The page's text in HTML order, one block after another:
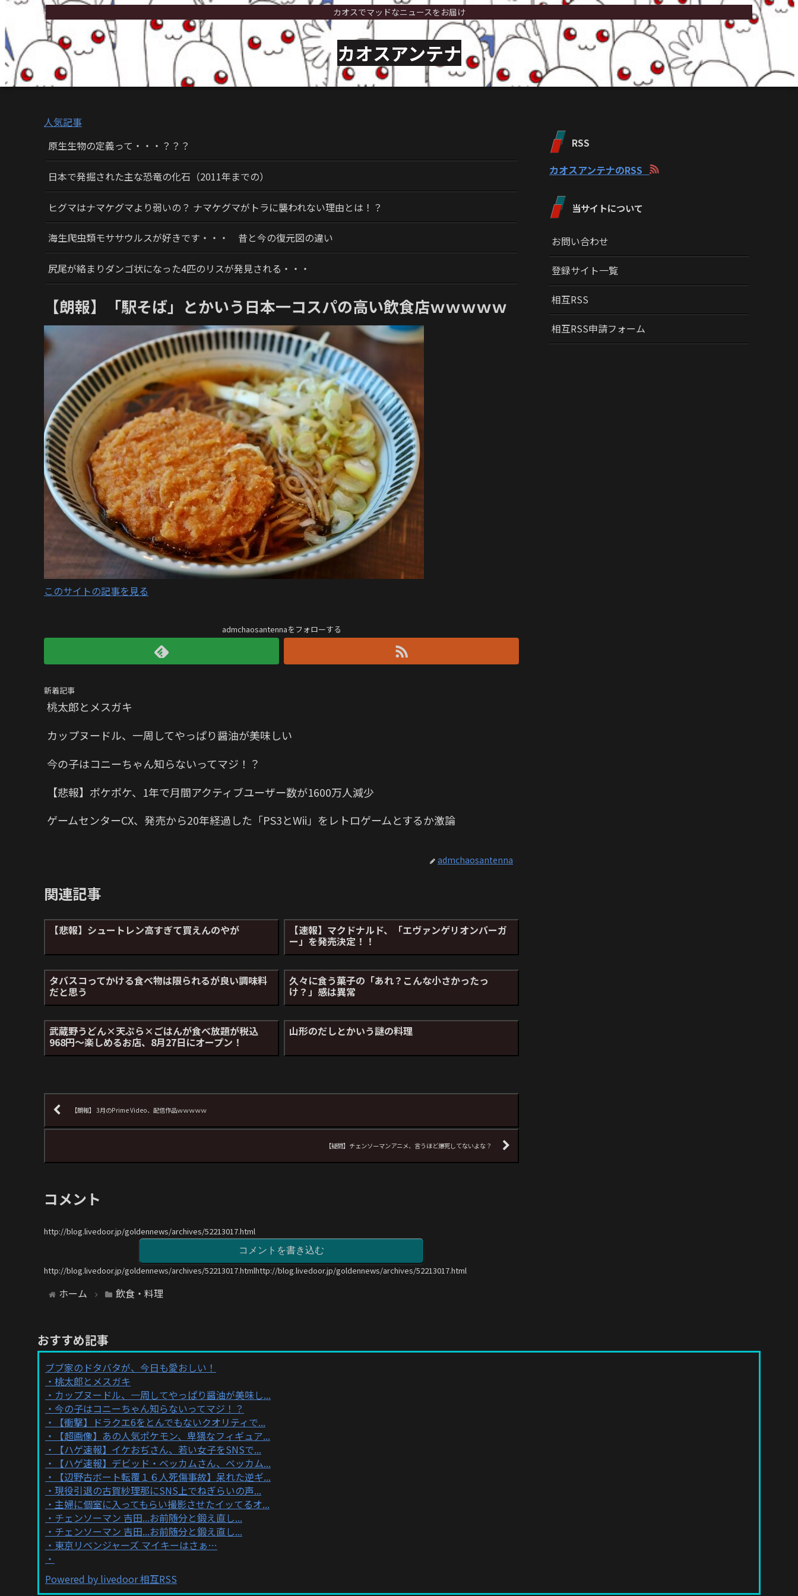
カオスでマッドなニュースをお届け
カオスアンテナ
人気記事
原生生物の定義って・・・？？？
日本で発掘された主な恐竜の化石（2011年までの）
ヒグマはナマケグマより弱いの？ ナマケグマがトラに襲われない理由とは！？
海生爬虫類モササウルスが好きです・・・ 昔と今の復元図の違い
尻尾が絡まりダンゴ状になった4匹のリスが発見される・・・
【朗報】「駅そば」とかいう日本一コスパの高い飲食店ｗｗｗｗｗ
このサイトの記事を見る
admchaosantennaをフォローする
新着記事
桃太郎とメスガキ
カップヌードル、一周してやっぱり醤油が美味しい
今の子はコニーちゃん知らないってマジ！？
【悲報】ポケポケ、1年で月間アクティブユーザー数が1600万人減少
ゲームセンターCX、発売から20年経過した「PS3とWii」をレトロゲームとするか激論
admchaosantenna
関連記事
【悲報】シュートレン高すぎて買えんのやが 【速報】マクドナルド、「エヴァンゲリオンバーガ
ー」を発売決定！！
タバスコってかける食べ物は限られるが良い調味料
だと思う
久々に食う菓子の「あれ？こんな小さかったっ
け？」感は異常
武蔵野うどん×天ぷら×ごはんが食べ放題が税込
968円～楽しめるお店、8月27日にオープン！
山形のだしとかいう謎の料理
【朗報】 3月のPrime Video、配信作品ｗｗｗｗｗ
【疑問】チェンソーマンアニメ、言うほど爆死してないよな？
コメント
http://blog.livedoor.jp/goldennews/archives/52213017.html
コメントを書き込む
http://blog.livedoor.jp/goldennews/archives/52213017.htmlhttp://blog.livedoor.jp/goldennews/archives/52213017.html
ホーム 飲食・料理
RSS
カオスアンテナのRSS
当サイトについて
お問い合わせ
登録サイト一覧
相互RSS
相互RSS申請フォーム
おすすめ記事
ブブ家のドタバタが、今日も愛おしい！
桃太郎とメスガキ
カップヌードル、一周してやっぱり醤油が美味し...
今の子はコニーちゃん知らないってマジ！？
【衝撃】ドラクエ6をとんでもないクオリティで...
【超画像】あの人気ポケモン、卑猥なフィギュア...
【ハゲ速報】イケおぢさん、若い女子をSNSで...
【ハゲ速報】デビッド・ベッカムさん、ベッカム...
【辺野古ボート転覆１６人死傷事故】呆れた逆ギ...
現役引退の古賀紗理那にSNS上でねぎらいの声...
主婦に個室に入ってもらい撮影させたイッてるオ...
チェンソーマン 吉田...お前随分と鍛え直し...
チェンソーマン 吉田...お前随分と鍛え直し...
東京リベンジャーズ マイキーはさぁ…
Powered by livedoor 相互RSS